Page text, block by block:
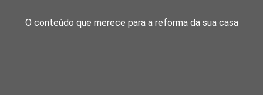
O conteúdo que merece para a reforma da sua casa